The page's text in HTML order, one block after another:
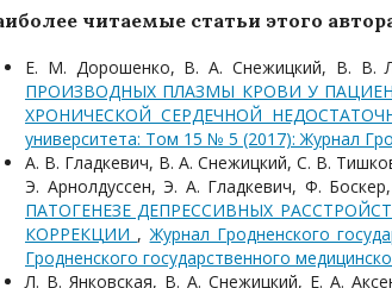
читаемые статьи этого
Е. М. Дорошенко, В. А. Снежицкий, В. В.
ПРОИЗВОДНЫХ ПЛАЗМЫ КРОВИ У
ХРОНИЧЕСКОЙ СЕРДЕЧНОЙ
университета: Том 15 № 5 (2017): Журнал
А. В. Гладкевич, В. А. Снежицкий, С. В.
Э. Арнолдуссен, Э. A. Гладкевич, Ф.
ПАТОГЕНЕЗЕ ДЕПРЕССИВНЫХ
КОРРЕКЦИИ ,Журнал Гродненского
Гродненского государственного
Л. В. Янковская, В. А. Снежицкий, Е. А.